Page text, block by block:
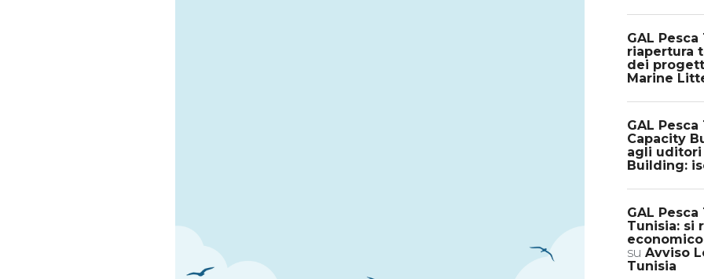
GAL
riapertura
dei
Marine
GAL
Capacity
agli uditori
Building:
GAL
Tunisia: si
su Avviso
Tunisia